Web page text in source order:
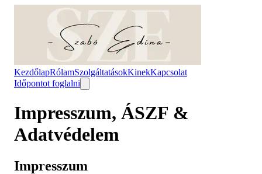
KezdőlapRólamSzolgáltatásokKinekKapcsolat
Időpontot foglalni
Impresszum, ÁSZF &
Adatvédelem
Impresszum